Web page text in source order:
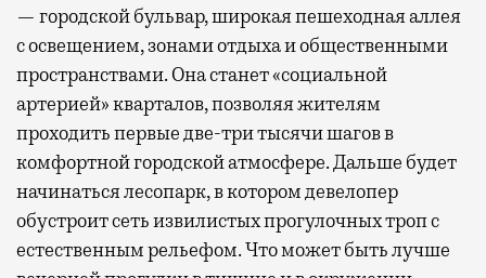
— городской бульвар, широкая пешеходная аллея
с освещением, зонами отдыха и общественными
пространствами. Она станет «социальной
артерией» кварталов, позволяя жителям
проходить первые две-три тысячи шагов в
комфортной городской атмосфере. Дальше будет
начинаться лесопарк, в котором девелопер
обустроит сеть извилистых прогулочных троп с
естественным рельефом. Что может быть лучше